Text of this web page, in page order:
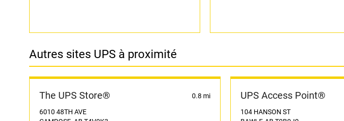
Autres sites UPS à proximité
The UPS Store® 0.8 mi
6010 48TH AVE
UPS Access Point®
104 HANSON ST